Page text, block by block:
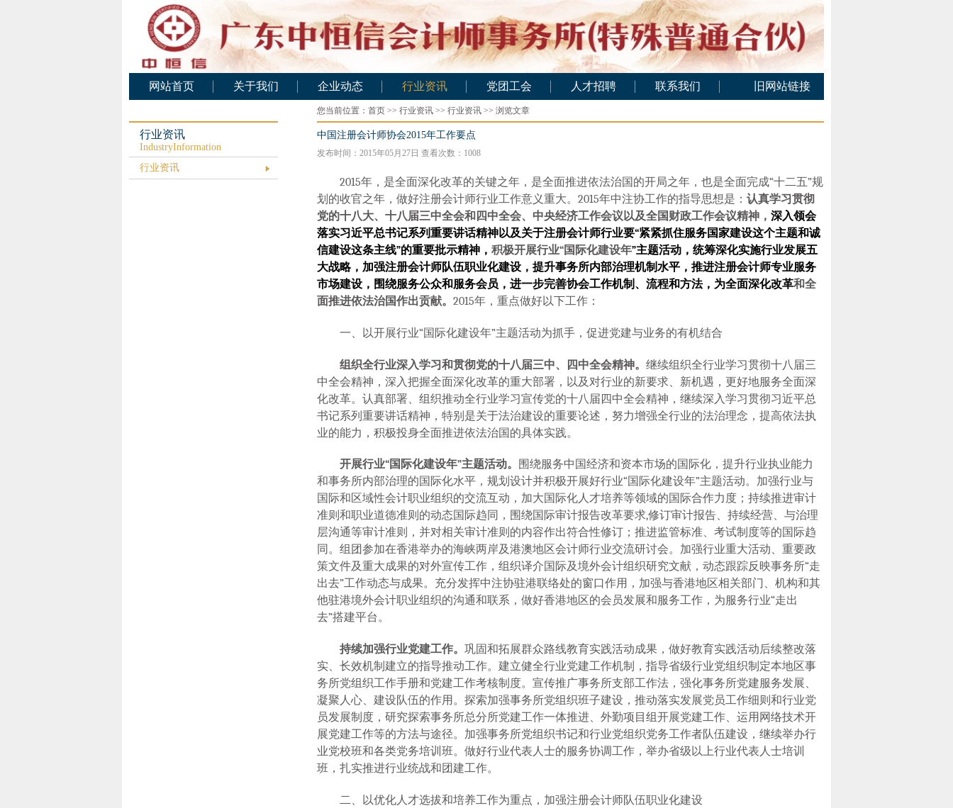
网站首页 关于我们
人力资源
基础设施
企业动态
企业动态
行业资讯
行业资讯
党团工会
党团工会
人才招聘
应聘实习
联系我们 旧网站链接
行业资讯
IndustryInformation
行业资讯
您当前位置： 首页 >> 行业资讯 >> 行业资讯 >> 浏览文章
中国注册会计师协会2015年工作要点
发布时间：2015年05月27日 查看次数： 1008
2015年，是全面深化改革的关键之年，是全面推进依法治国的开局之年，也是全面完成“十二五”规
划的收官之年，做好注册会计师行业工作意义重大。 2015年中注协工作的指导思想是： 认真学习贯彻
党的十八大、十八届三中全会和四中全会、中央经济工作会议以及全国财政工作会议精神， 深入领会
落实习近平总书记系列重要讲话精神以及关于注册会计师行业要“紧紧抓住服务国家建设这个主题和诚
信建设这条主线”的重要批示精神， 积极开展行业“国际化建设年”主题活动，统筹深化实施行业发展五
大战略，加强注册会计师队伍职业化建设，提升事务所内部治理机制水平，推进注册会计师专业服务
市场建设，围绕服务公众和服务会员，进一步完善协会工作机制、流程和方法，为全面深化改革和全
面推进依法治国作出贡献。 2015年，重点做好以下工作 ：
一、以开展行业“国际化建设年”主题活动为抓手，促进党建与业务的有机结合
组织全行业深入学习和贯彻党的十八届三中、四中全会精神。继续组织全行业学习贯彻十八届三
中全会精神，深入把握全面深化改革的重大部署，以及对行业的新要求、新机遇，更好地服务全面深
化改革。认真部署、组织推动全行业学习宣传党的十八届四中全会精神，继续深入学习贯彻习近平总
书记系列重要讲话精神，特别是关于法治建设的重要论述，努力增强全行业的法治理念，提高依法执
业的能力，积极投身全面推进依法治国的具体实践。
开展行业“国际化建设年”主题活动。
围绕服务中国经济和资本市场的国际化，提升行业执业能力
和事务所内部治理的国际化水平，规划设计并积极开展好行业“国际化建设年”主题活动。 加强行业与
国际和区域性会计职业组织的交流互动，加大国际化人才培养等领域的国际合作力度；持续推进审计
准则和职业道德准则的动态国际趋同，围绕国际审计报告改革要求,修订审计报告、持续经营、与治理
层沟通等审计准则，并对相关审计准则的内容作出符合性修订；推进监管标准、考试制度等的国际趋
同。组团参加在香港举办的海峡两岸及港澳地区会计师行业交流研讨会。加强行业重大活动、重要政
策文件及重大成果的对外宣传工作，组织译介国际及境外会计组织研究文献，动态跟踪反映事务所“走
出去”工作动态与成果。充分发挥中注协驻港联络处的窗口作用， 加强与香港地区相关部门、机构和其
他驻港境外会计职业组织的沟通和联系，做好香港地区的会员发展和服务工作，为服务行业“走出
去”搭建平台。
持续加强行业党建工作。巩固和拓展群众路线教育实践活动成果，做好教育实践活动后续整改落
实、长效机制建立的指导推动工作。 建立健全行业党建工作机制，指导省级行业党组织制定本地区事
务所党组织工作手册和党建工作考核制度。宣传推广事务所支部工作法，强化事务所党建服务发展、
凝聚人心、建设队伍的作用。探索加强事务所党组织班子建设，推动落实发展党员工作细则和行业党
员发展制度，研究探索事务所总分所党建工作一体推进、外勤项目组开展党建工作、运用网络技术开
展党建工作等的方法与途径。加强事务所党组织书记和行业党组织党务工作者队伍建设，继续举办行
业党校班和各类党务培训班。做好行业代表人士的服务协调工作，举办省级以上行业代表人士培训
班，扎实推进行业统战和团建工作。
二、以优化人才选拔和培养工作为重点，加强注册会计师队伍职业化建设